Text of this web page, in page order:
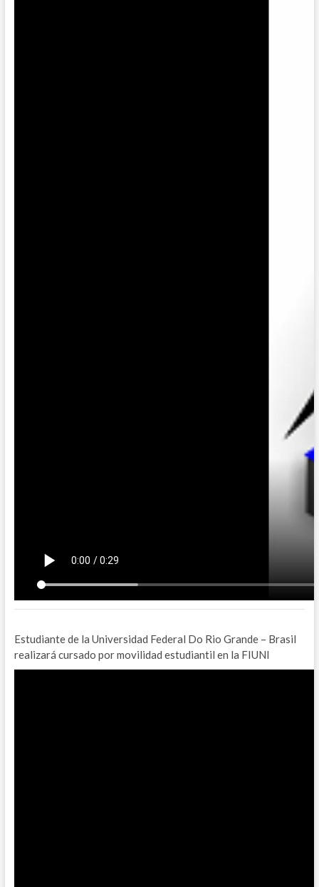
Estudiante de la Universidad Federal Do Rio Grande – Brasil
realizará cursado por movilidad estudiantil en la FIUNI